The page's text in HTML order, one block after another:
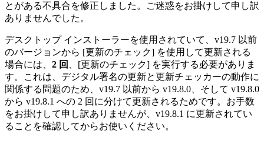
とがある不具合を修正しました。ご迷惑をお掛けして申し訳
ありませんでした。
デスクトップ インストーラーを使用されていて、v19.7 以前
のバージョンから [更新のチェック] を使用して更新される
場合には、 2 回
、[更新のチェック] を実行する必要がありま
す。これは、デジタル署名の更新と更新チェッカーの動作に
関係する問題のため、v19.7 以前から v19.8.0、そして v19.8.0
から v19.8.1 への 2 回に分けて更新されるためです。お手数
をお掛けして申し訳ありませんが、v19.8.1 に更新されてい
ることを確認してからお使いください。